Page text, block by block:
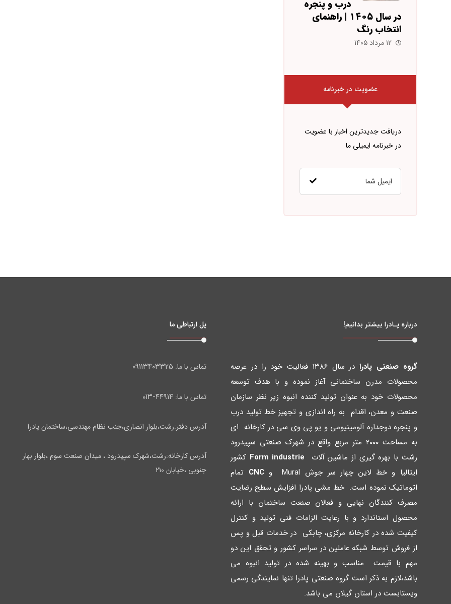
درب و پنجره
در سال ۱۴۰۵ | راهنمای
انتخاب رنگ
۱۲ مرداد ۱۴۰۵
عضویت در خبرنامه
دریافت جدیدترین اخبار با عضویت
در خبرنامه ایمیلی ما
درباره پـادرا بیشتر بدانیم!
گروه صنعتی پادرا
در سال ۱۳۸۶ فعالیت خود را در عرصه
محصولات مدرن ساختمانی آغاز نموده و با هدف توسعه
محصولات خود به عنوان تولید کننده انبوه زیر نظر سازمان
صنعت و معدن، اقدام به راه اندازي و تجهیز خط تولید درب
و پنجره دوجداره آلومینیومی و یو پی وي سی در کارخانه اي
به مساحت ۲۰۰۰ متر مربع واقع در شهرك صنعتی سپیدرود
رشت با بهره گیري از ماشین آلات Form industrie کشور
ایتالیا و خط لاین چهار سر جوش Mural و
CNC تمام
اتوماتیک نموده است. خط مشی پادرا افزایش سطح رضایت
مصرف کنندگان نهایی و فعالان صنعت ساختمان با ارائه
محصول استاندارد و با رعایت الزامات فنی تولید و کنترل
کیفیت شده در کارخانه مرکزي، چابکی در خدمات قبل و پس
از فروش توسط شبکه عاملین در سراسر کشور و تحقق این دو
مهم با قیمت مناسب و بهینه شده در تولید انبوه می
باشد،لازم به ذکر است گروه صنعتی پادرا تنها نمایندگی رسمی
ویستابست در استان گیلان می باشد.
پل ارتباطی ما
تماس با ما:۰۹۱۱۳۴۰۳۳۲۵
تماس با ما: ۴۴۹۱۴-۰۱۳
آدرس دفتر:رشت،بلوار انصاری،جنب نظام مهندسی،ساختمان پادرا
آدرس کارخانه:رشت،شهرک سپیدرود ، میدان صنعت سوم ،بلوار بهار
جنوبی ،خیابان ۲۱۰